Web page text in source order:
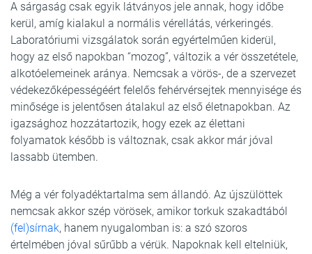
A sárgaság csak egyik látványos jele annak, hogy időbe
kerül, amíg kialakul a normális vérellátás, vérkeringés.
Laboratóriumi vizsgálatok során egyértelműen kiderül,
hogy az első napokban “mozog”, változik a vér összetétele,
alkotóelemeinek aránya. Nemcsak a vörös-, de a szervezet
védekezőképességéért felelős fehérvérsejtek mennyisége és
minősége is jelentősen átalakul az első életnapokban. Az
igazsághoz hozzátartozik, hogy ezek az élettani
folyamatok később is változnak, csak akkor már jóval
lassabb ütemben.
Még a vér folyadéktartalma sem állandó. Az újszülöttek
nemcsak akkor szép vörösek, amikor torkuk szakadtából
(fel)sírnak, hanem nyugalomban is: a szó szoros
értelmében jóval sűrűbb a vérük. Napoknak kell eltelniük,